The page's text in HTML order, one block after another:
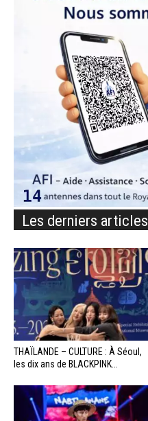
Les derniers articles
THAÏLANDE – CULTURE : À Séoul,
les dix ans de BLACKPINK...